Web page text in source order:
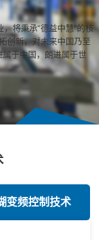
将秉承“德益中慧”的核
创新，对未来中国乃至
于中国，朗进属于世
变频控制技术